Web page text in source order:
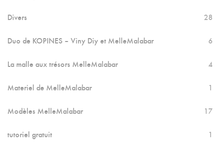
Divers 28
Duo de KOPINES – Viny Diy et MelleMalabar 6
La malle aux trésors MelleMalabar 4
Materiel de MelleMalabar 1
Modèles MelleMalabar 17
tutoriel gratuit 1